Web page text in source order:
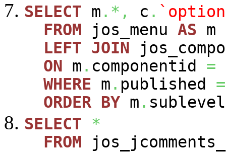
SELECT m .*, c .
FROM jos_menu AS m
LEFT JOIN
ON m . componentid =
WHERE m . published =
ORDER BY m . sublevel
SELECT
*
FROM